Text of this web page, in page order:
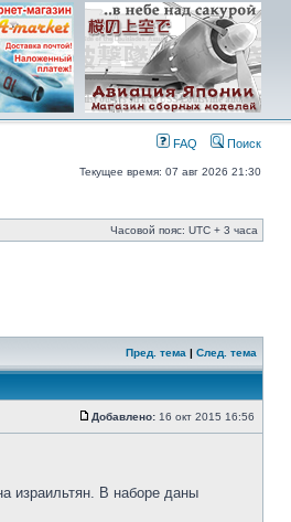
FAQ Поиск
Текущее время: 07 авг 2026 21:30
Часовой пояс: UTC + 3 часа
Пред. тема | След. тема
Добавлено: 16 окт 2015 16:56
израильтян. В наборе даны